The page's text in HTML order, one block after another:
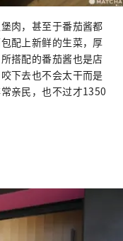
肉，甚至于番茄酱都
配上新鲜的生菜，厚
搭配的番茄酱也是店
下去也不会太干而是
亲民，也不过才1350